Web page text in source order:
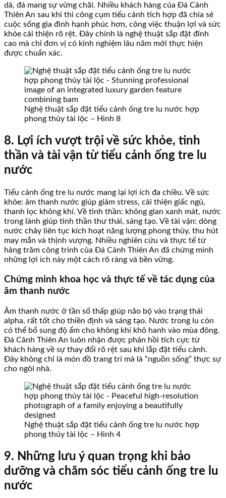
dả, đá mang sự vững chãi. Nhiều khách hàng của Đá Cảnh
Thiên An sau khi thi công cụm tiểu cảnh tích hợp đã chia sẻ
cuộc sống gia đình hạnh phúc hơn, công việc thuận lợi và sức
khỏe cải thiện rõ rệt. Đây chính là nghệ thuật sắp đặt đỉnh
cao mà chỉ đơn vị có kinh nghiệm lâu năm mới thực hiện
được chuẩn xác.
Nghệ thuật sắp đặt tiểu cảnh ống tre lu nước hợp
phong thủy tài lộc – Hình 8
8. Lợi ích vượt trội về sức khỏe, tinh
thần và tài vận từ tiểu cảnh ống tre lu
nước
Tiểu cảnh ống tre lu nước mang lại lợi ích đa chiều. Về sức
khỏe: âm thanh nước giúp giảm stress, cải thiện giấc ngủ,
thanh lọc không khí. Về tinh thần: không gian xanh mát, nước
trong lành giúp tinh thần thư thái, sáng tạo. Về tài vận: dòng
nước chảy liên tục kích hoạt năng lượng phong thủy, thu hút
may mắn và thịnh vượng. Nhiều nghiên cứu và thực tế từ
hàng trăm công trình của Đá Cảnh Thiên An đã chứng minh
những lợi ích này một cách rõ ràng và bền vững.
Chứng minh khoa học và thực tế về tác dụng của
âm thanh nước
Âm thanh nước ở tần số thấp giúp não bộ vào trạng thái
alpha, rất tốt cho thiền định và sáng tạo. Nước trong lu còn
có thể bổ sung độ ẩm cho không khí khô hanh vào mùa đông.
Đá Cảnh Thiên An luôn nhận được phản hồi tích cực từ
khách hàng về sự thay đổi rõ rệt sau khi lắp đặt tiểu cảnh.
Đây không chỉ là món đồ trang trí mà là “nguồn sống” thực sự
cho ngôi nhà.
Nghệ thuật sắp đặt tiểu cảnh ống tre lu nước hợp
phong thủy tài lộc – Hình 4
9. Những lưu ý quan trọng khi bảo
dưỡng và chăm sóc tiểu cảnh ống tre lu
nước